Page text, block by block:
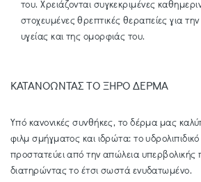
του. Χρειάζονται συγκεκριμένες
στοχευμένες θρεπτικές θεραπείες για
υγείας και της ομορφιάς του.
ΚΑΤΑΝΟΩΝΤΑΣ ΤΟ ΞΗΡΟ ΔΕΡΜΑ
Υπό κανονικές συνθήκες, το δέρμα μας
φιλμ σμήγματος και ιδρώτα: το
προστατεύει από την απώλεια υπερβολικής
διατηρώντας το έτσι σωστά ενυδατωμένο.